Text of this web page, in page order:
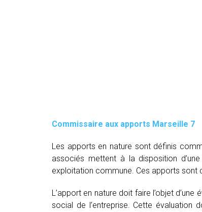
Commissaire aux apports Marseille 7
Les apports en nature sont définis
associés mettent à la disposition
exploitation commune. Ces apports sont
L’apport en nature doit faire l’objet
social de l’entreprise. Cette évaluation